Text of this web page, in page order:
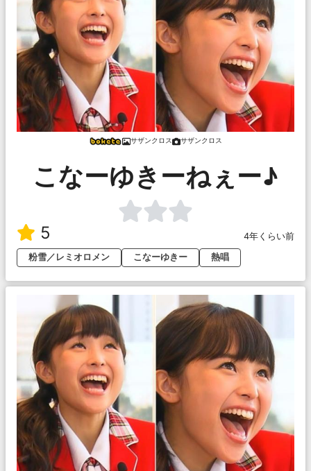
サザンクロス サザンクロス
こなーゆきーねぇー♪
5
4年くらい前
粉雪／レミオロメン
こなーゆきー 熱唱